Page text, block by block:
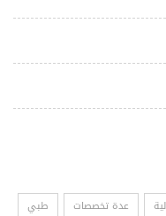
عدة تخصصات
طبي